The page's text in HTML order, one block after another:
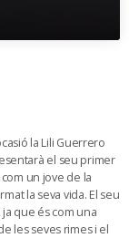
la Lili Guerrero
el seu primer
un jove de la
la seva vida. El seu
que és com una
les seves rimes i el